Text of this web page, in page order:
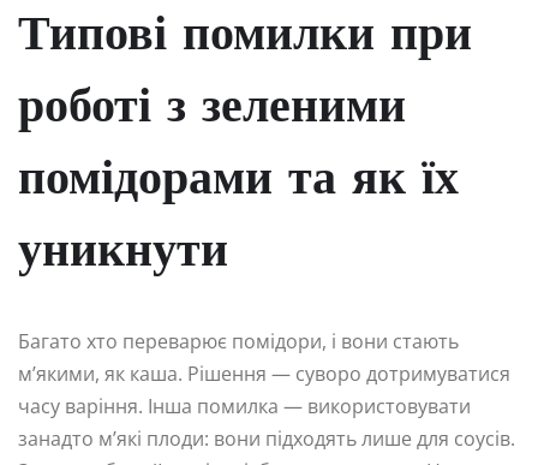
Типові помилки при
роботі з зеленими
помідорами та як їх
уникнути
Багато хто переварює помідори, і вони стають
м’якими, як каша. Рішення — суворо дотримуватися
часу варіння. Інша помилка — використовувати
занадто м’які плоди: вони підходять лише для соусів.